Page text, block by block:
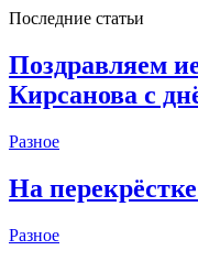
Последние статьи
Поздравляем
Кирсанова с
Разное
На
Разное